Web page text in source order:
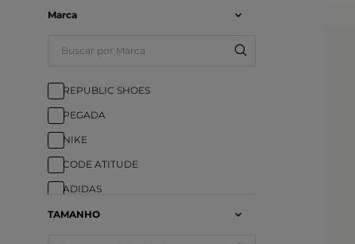
CAMEO
Marca
REPUBLIC SHOES
PEGADA
NIKE
CODE ATITUDE
ADIDAS
TAMANHO